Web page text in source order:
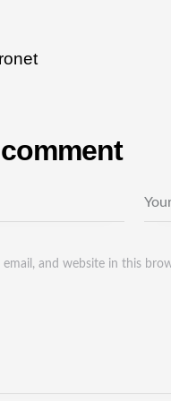
email, and website in this